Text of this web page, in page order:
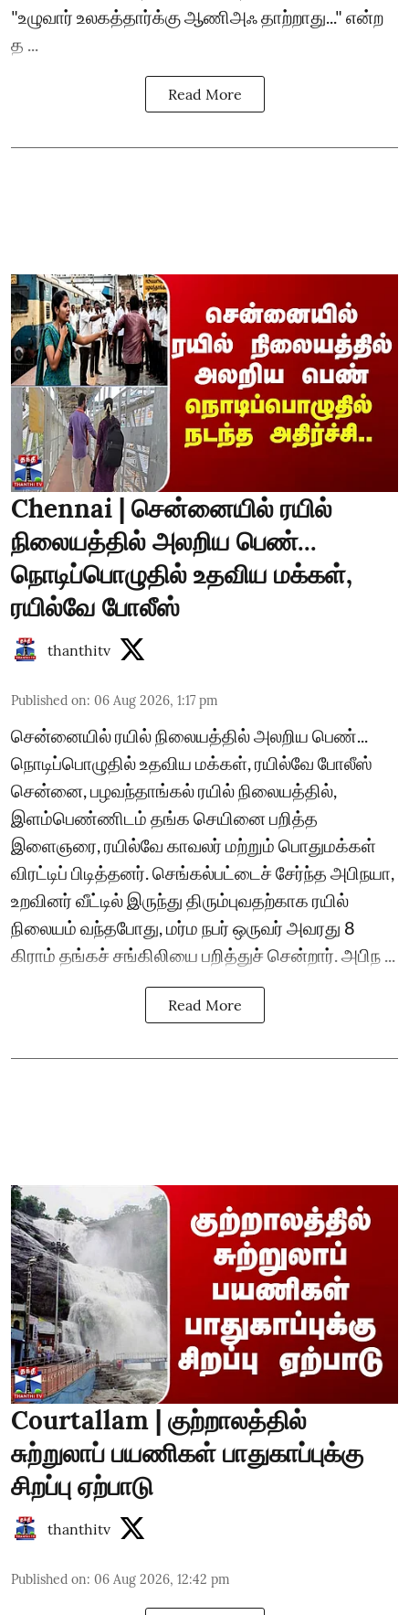
"உழுவார் உலகத்தார்க்கு ஆணிஅஃ தாற்றாது..." என்ற
த ...
Read More
Chennai | சென்னையில் ரயில்
நிலையத்தில் அலறிய பெண்...
நொடிப்பொழுதில் உதவிய மக்கள்,
ரயில்வே போலீஸ்
thanthitv
Published on: 06 Aug 2026, 1:17 pm
சென்னையில் ரயில் நிலையத்தில் அலறிய பெண்...
நொடிப்பொழுதில் உதவிய மக்கள், ரயில்வே போலீஸ்
சென்னை, பழவந்தாங்கல் ரயில் நிலையத்தில்,
இளம்பெண்ணிடம் தங்க செயினை பறித்த
இளைஞரை, ரயில்வே காவலர் மற்றும் பொதுமக்கள்
விரட்டிப் பிடித்தனர். செங்கல்பட்டைச் சேர்ந்த அபிநயா,
உறவினர் வீட்டில் இருந்து திரும்புவதற்காக ரயில்
நிலையம் வந்தபோது, மர்ம நபர் ஒருவர் அவரது 8
கிராம் தங்கச் சங்கிலியை பறித்துச் சென்றார். அபிந ...
Read More
Courtallam | குற்றாலத்தில்
சுற்றுலாப் பயணிகள் பாதுகாப்புக்கு
சிறப்பு ஏற்பாடு
thanthitv
Published on: 06 Aug 2026, 12:42 pm